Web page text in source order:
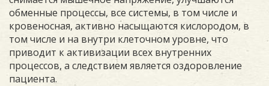
обменные процессы, все системы, в том числе и
кровеносная, активно насыщаются кислородом, в
том числе и на внутри клеточном уровне, что
приводит к активизации всех внутренних
процессов, а следствием является оздоровление
пациента.